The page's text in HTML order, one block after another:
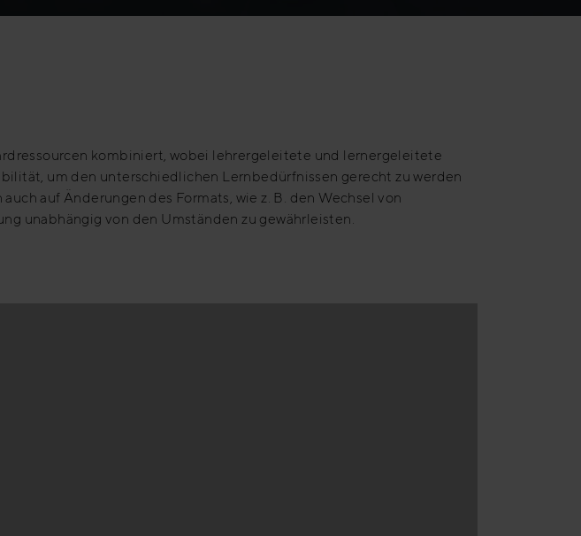
kombiniert, wobei lehrergeleitete und lernergeleitete
um den unterschiedlichen Lernbedürfnissen gerecht zu werden
auf Änderungen des Formats, wie z. B. den Wechsel von
unabhängig von den Umständen zu gewährleisten.